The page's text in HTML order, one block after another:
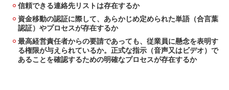
信頼できる連絡先リストは存在するか
資金移動の認証に際して、あらかじめ定められた単語（合言葉
認証）やプロセスが存在するか
最高経営責任者からの要請であっても、従業員に懸念を表明す
る権限が与えられているか。正式な指示（音声又はビデオ）で
あることを確認するための明確なプロセスが存在するか